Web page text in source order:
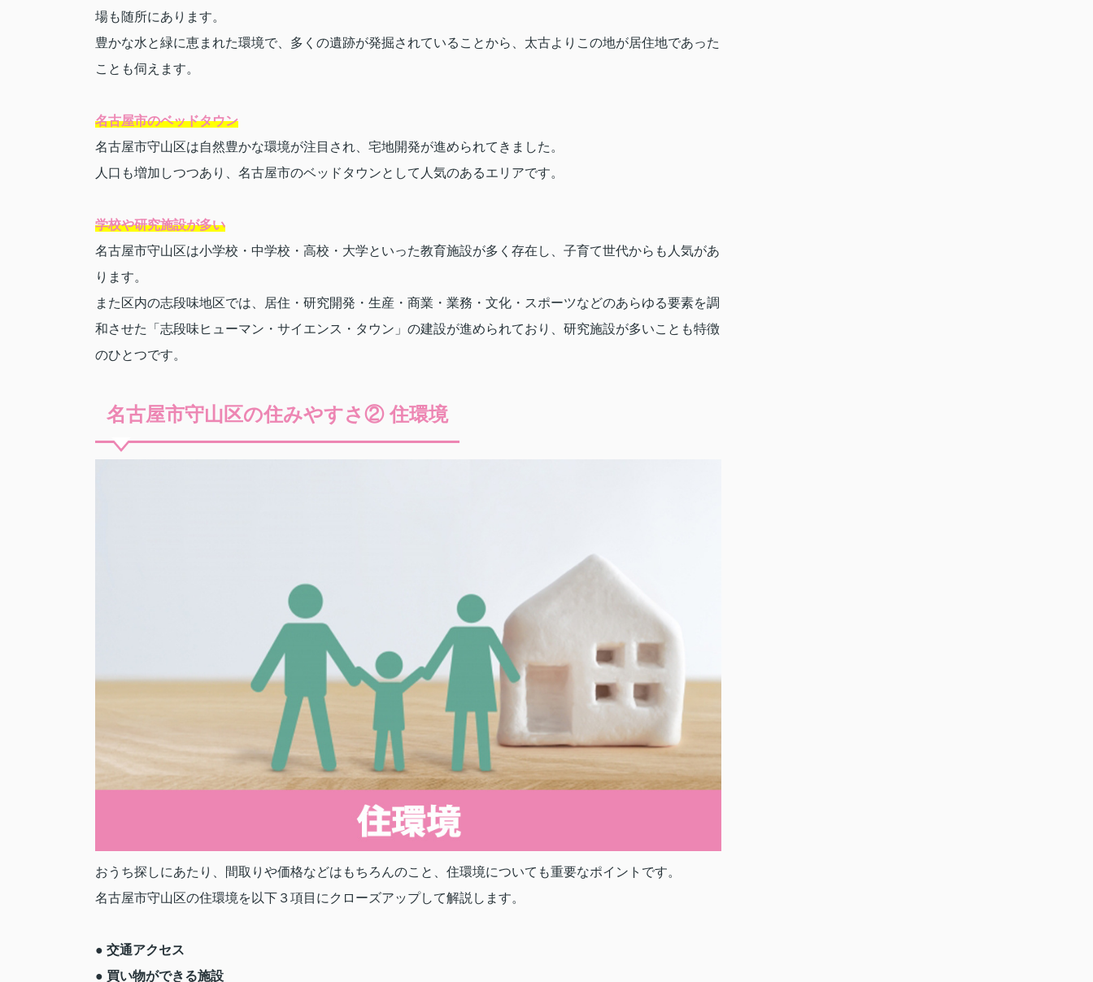
場も随所にあります。
豊かな水と緑に恵まれた環境で、多くの遺跡が発掘されていることから、太古よりこの地が居住地であった
ことも伺えます。
名古屋市のベッドタウン
名古屋市守山区は自然豊かな環境が注目され、宅地開発が進められてきました。
人口も増加しつつあり、名古屋市のベッドタウンとして人気のあるエリアです。
学校や研究施設が多い
名古屋市守山区は小学校・中学校・高校・大学といった教育施設が多く存在し、子育て世代からも人気があ
ります。
また区内の志段味地区では、居住・研究開発・生産・商業・業務・文化・スポーツなどのあらゆる要素を調
和させた「志段味ヒューマン・サイエンス・タウン」の建設が進められており、研究施設が多いことも特徴
のひとつです。
名古屋市守山区の住みやすさ② 住環境
おうち探しにあたり、間取りや価格などはもちろんのこと、住環境についても重要なポイントです。
名古屋市守山区の住環境を以下３項目にクローズアップして解説します。
● 交通アクセス
● 買い物ができる施設